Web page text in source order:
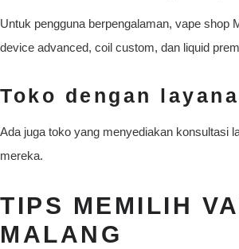
Untuk pengguna berpengalaman, vape shop
device advanced, coil custom, dan liquid
Toko dengan
Ada juga toko yang menyediakan konsultasi
mereka.
TIPS MEMILIH
MALANG